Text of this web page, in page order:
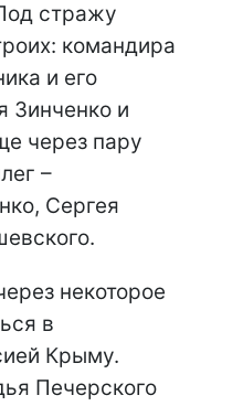
стражу
командира
и его
Зинченко и
через пару
–
Сергея
некоторое
в
Крыму.
Печерского